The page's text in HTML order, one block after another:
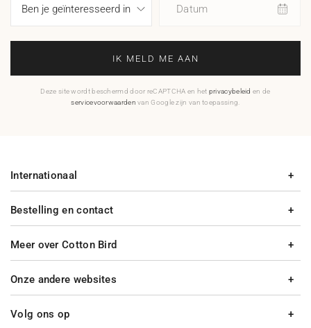
Datum
IK MELD ME AAN
Deze site wordt beschermd door reCAPTCHA en het privacybeleid en de
servicevoorwaarden van Google zijn van toepassing.
Bestelling en contact
Meer over Cotton Bird
Internationaal
Onze andere websites
Volg ons op